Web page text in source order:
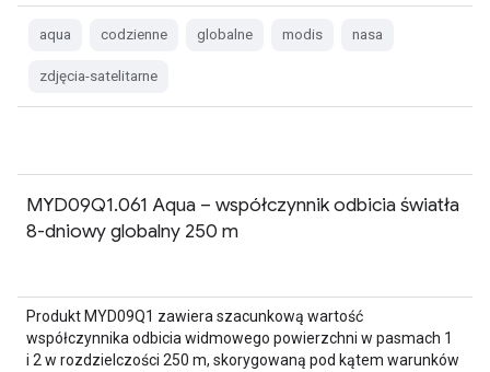
aqua codzienne globalne modis nasa
zdjęcia-satelitarne
MYD09Q1.061 Aqua – współczynnik odbicia światła
8-dniowy globalny 250 m
Produkt MYD09Q1 zawiera szacunkową wartość
współczynnika odbicia widmowego powierzchni w pasmach 1
i 2 w rozdzielczości 250 m, skorygowaną pod kątem warunków